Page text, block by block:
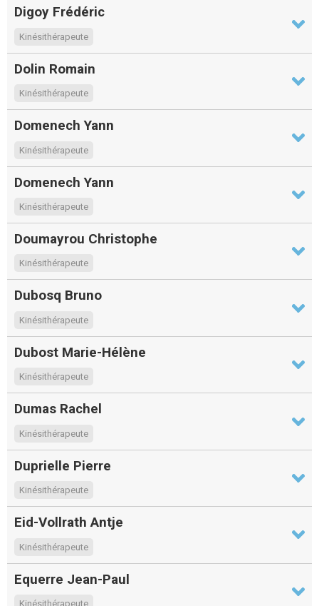
Digoy Frédéric
Kinésithérapeute
Dolin Romain
Kinésithérapeute
Domenech Yann
Kinésithérapeute
Domenech Yann
Kinésithérapeute
Doumayrou Christophe
Kinésithérapeute
Dubosq Bruno
Kinésithérapeute
Dubost Marie-Hélène
Kinésithérapeute
Dumas Rachel
Kinésithérapeute
Duprielle Pierre
Kinésithérapeute
Eid-Vollrath Antje
Kinésithérapeute
Equerre Jean-Paul
Kinésithérapeute